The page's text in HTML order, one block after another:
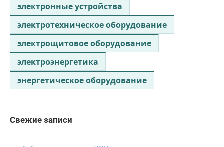
электронные устройства
электротехническое оборудование
электрощитовое оборудование
электроэнергетика
энергетическое оборудование
Свежие записи